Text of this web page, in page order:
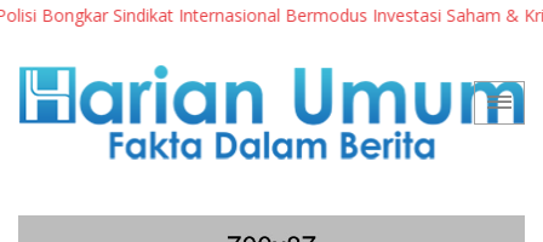
Sindikat Internasional Bermodus Investasi Saham & Kripto